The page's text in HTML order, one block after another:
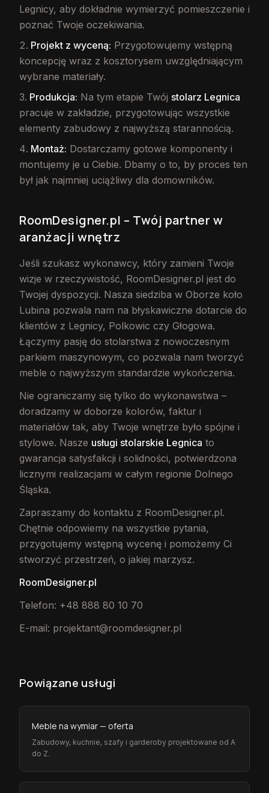
Legnicy, aby dokładnie wymierzyć pomieszczenie i
poznać Twoje oczekiwania.
Projekt z wyceną: Przygotowujemy wstępną
koncepcję wraz z kosztorysem uwzględniającym
wybrane materiały.
Produkcja: Na tym etapie Twój stolarz Legnica
pracuje w zakładzie, przygotowując wszystkie
elementy zabudowy z najwyższą starannością.
Montaż: Dostarczamy gotowe komponenty i
montujemy je u Ciebie. Dbamy o to, by proces ten
był jak najmniej uciążliwy dla domowników.
RoomDesigner.pl – Twój partner w
aranżacji wnętrz
Jeśli szukasz wykonawcy, który zamieni Twoje
wizje w rzeczywistość, RoomDesigner.pl jest do
Twojej dyspozycji. Nasza siedziba w Oborze koło
Lubina pozwala nam na błyskawiczne dotarcie do
klientów z Legnicy, Polkowic czy Głogowa.
Łączymy pasję do stolarstwa z nowoczesnym
parkiem maszynowym, co pozwala nam tworzyć
meble o najwyższym standardzie wykończenia.
Nie ograniczamy się tylko do wykonawstwa –
doradzamy w doborze kolorów, faktur i
materiałów tak, aby Twoje wnętrze było spójne i
stylowe. Nasze usługi stolarskie Legnica to
gwarancja satysfakcji i solidności, potwierdzona
licznymi realizacjami w całym regionie Dolnego
Śląska.
Zapraszamy do kontaktu z RoomDesigner.pl.
Chętnie odpowiemy na wszystkie pytania,
przygotujemy wstępną wycenę i pomożemy Ci
stworzyć przestrzeń, o jakiej marzysz.
RoomDesigner.pl
Telefon: +48 888 80 10 70
E-mail: projektant@roomdesigner.pl
Powiązane usługi
Meble na wymiar — oferta
Zabudowy, kuchnie, szafy i garderoby projektowane od A
do Z.